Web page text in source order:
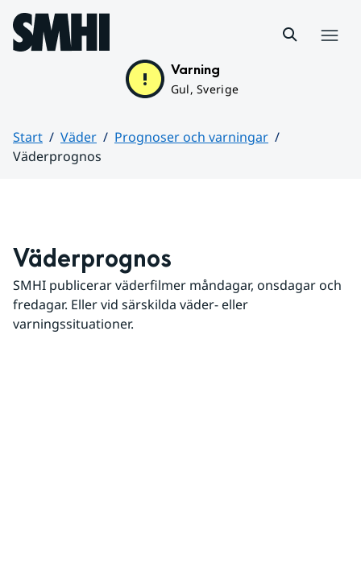
Hoppa till sidans innehåll
Varning
Gul, Sverige
Start Väder
Prognoser och varningar
Väderprognos
Väderprognos
SMHI publicerar väderfilmer måndagar, onsdagar och
fredagar. Eller vid särskilda väder- eller
varningssituationer.